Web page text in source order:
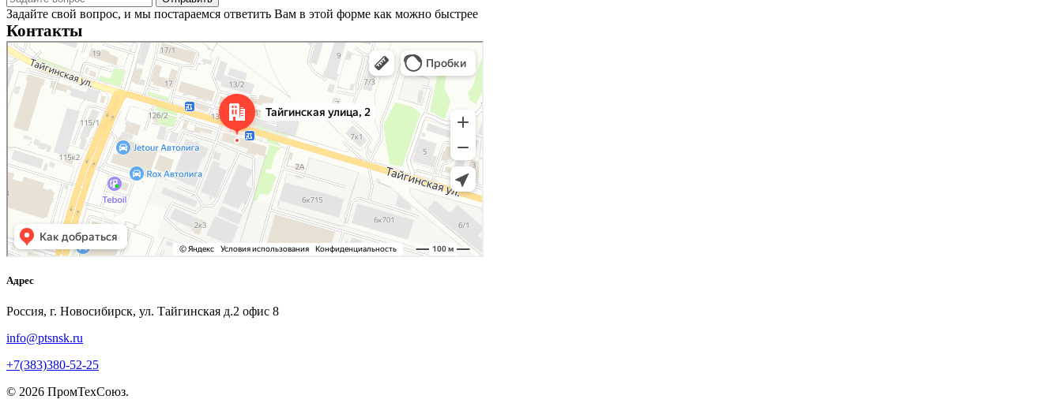
Задайте свой вопрос, и мы постараемся ответить Вам в этой форме как можно быстрее
Контакты
Новосибирск
Тайгинская улица, 2 на карте Новосибирска — Яндекс Карты
Адрес
Россия, г. Новосибирск, ул. Тайгинская д.2 офис 8
info@ptsnsk.ru
+7(383)380-52-25
© 2026 ПромТехСоюз.